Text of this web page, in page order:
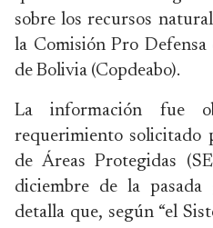
sobre los recursos
la Comisión Pro Defensa
de Bolivia (Copdeabo).
La información fue
requerimiento solicitado
de Áreas Protegidas
diciembre de la
detalla que, según “el